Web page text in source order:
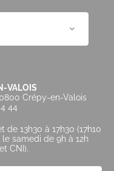
VALOIS
Crépy-en-Valois
44
13h30 à 17h30 (17h10
samedi de 9h à 12h
CNI).